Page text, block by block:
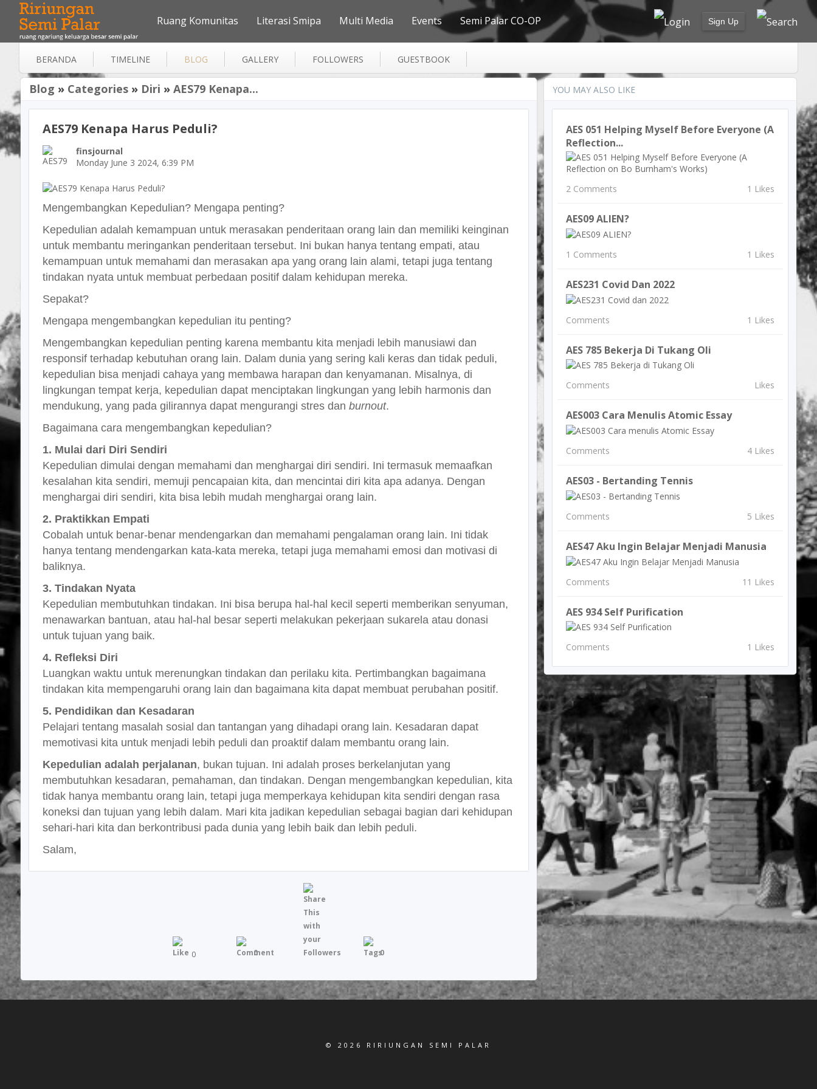
Sign Up
Ruang Komunitas Literasi Smipa Multi Media Events Semi Palar CO-OP
BERANDA TIMELINE BLOG GALLERY FOLLOWERS GUESTBOOK
Blog » Categories » Diri » AES79 Kenapa...
AES79 Kenapa Harus Peduli?
finsjournal
Monday June 3 2024, 6:39 PM
Mengembangkan Kepedulian? Mengapa penting?
Kepedulian adalah kemampuan untuk merasakan penderitaan orang lain dan memiliki keinginan
untuk membantu meringankan penderitaan tersebut. Ini bukan hanya tentang empati, atau
kemampuan untuk memahami dan merasakan apa yang orang lain alami, tetapi juga tentang
tindakan nyata untuk membuat perbedaan positif dalam kehidupan mereka.
Sepakat?
Mengapa mengembangkan kepedulian itu penting?
Mengembangkan kepedulian penting karena membantu kita menjadi lebih manusiawi dan
responsif terhadap kebutuhan orang lain. Dalam dunia yang sering kali keras dan tidak peduli,
kepedulian bisa menjadi cahaya yang membawa harapan dan kenyamanan. Misalnya, di
lingkungan tempat kerja, kepedulian dapat menciptakan lingkungan yang lebih harmonis dan
mendukung, yang pada gilirannya dapat mengurangi stres dan burnout.
Bagaimana cara mengembangkan kepedulian?
1. Mulai dari Diri Sendiri
Kepedulian dimulai dengan memahami dan menghargai diri sendiri. Ini termasuk memaafkan
kesalahan kita sendiri, memuji pencapaian kita, dan mencintai diri kita apa adanya. Dengan
menghargai diri sendiri, kita bisa lebih mudah menghargai orang lain.
2. Praktikkan Empati
Cobalah untuk benar-benar mendengarkan dan memahami pengalaman orang lain. Ini tidak
hanya tentang mendengarkan kata-kata mereka, tetapi juga memahami emosi dan motivasi di
baliknya.
3. Tindakan Nyata
Kepedulian membutuhkan tindakan. Ini bisa berupa hal-hal kecil seperti memberikan senyuman,
menawarkan bantuan, atau hal-hal besar seperti melakukan pekerjaan sukarela atau donasi
untuk tujuan yang baik.
4. Refleksi Diri
Luangkan waktu untuk merenungkan tindakan dan perilaku kita. Pertimbangkan bagaimana
tindakan kita mempengaruhi orang lain dan bagaimana kita dapat membuat perubahan positif.
5. Pendidikan dan Kesadaran
Pelajari tentang masalah sosial dan tantangan yang dihadapi orang lain. Kesadaran dapat
memotivasi kita untuk menjadi lebih peduli dan proaktif dalam membantu orang lain.
Kepedulian adalah perjalanan, bukan tujuan. Ini adalah proses berkelanjutan yang
membutuhkan kesadaran, pemahaman, dan tindakan. Dengan mengembangkan kepedulian, kita
tidak hanya membantu orang lain, tetapi juga memperkaya kehidupan kita sendiri dengan rasa
koneksi dan tujuan yang lebih dalam. Mari kita jadikan kepedulian sebagai bagian dari kehidupan
sehari-hari kita dan berkontribusi pada dunia yang lebih baik dan lebih peduli.
Salam,
0 0 0
YOU MAY ALSO LIKE
AES 051 Helping Myself Before Everyone (A
Reflection...
2 Comments 1 Likes
AES09 ALIEN?
1 Comments 1 Likes
AES231 Covid Dan 2022
Comments 1 Likes
AES 785 Bekerja Di Tukang Oli
Comments Likes
AES003 Cara Menulis Atomic Essay
Comments 4 Likes
AES03 - Bertanding Tennis
Comments 5 Likes
AES47 Aku Ingin Belajar Menjadi Manusia
Comments 11 Likes
AES 934 Self Purification
Comments 1 Likes
© 2026 RIRIUNGAN SEMI PALAR